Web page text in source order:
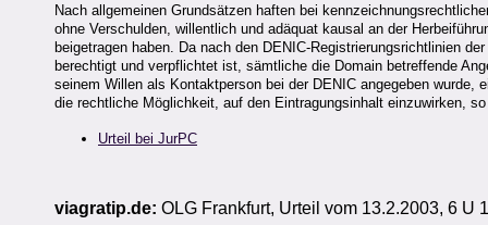
Nach allgemeinen Grundsätzen haften bei
ohne Verschulden, willentlich und adäquat kausal an der
beigetragen haben. Da nach den DENIC-Registrierungsrichtlinien
berechtigt und verpflichtet ist, sämtliche die Domain betreffende
seinem Willen als Kontaktperson bei der DENIC angegeben wurde,
die rechtliche Möglichkeit, auf den Eintragungsinhalt einzuwirken,
Urteil bei JurPC
viagratip.de: OLG Frankfurt, Urteil vom 13.2.2003, 6 U